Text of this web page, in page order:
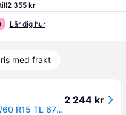
till2 355 kr
Lär dig hur
med frakt
Dunlop Trailmax Mixtour ( 160/60 R15 TL 67H Bakhjul )
2 244 kr